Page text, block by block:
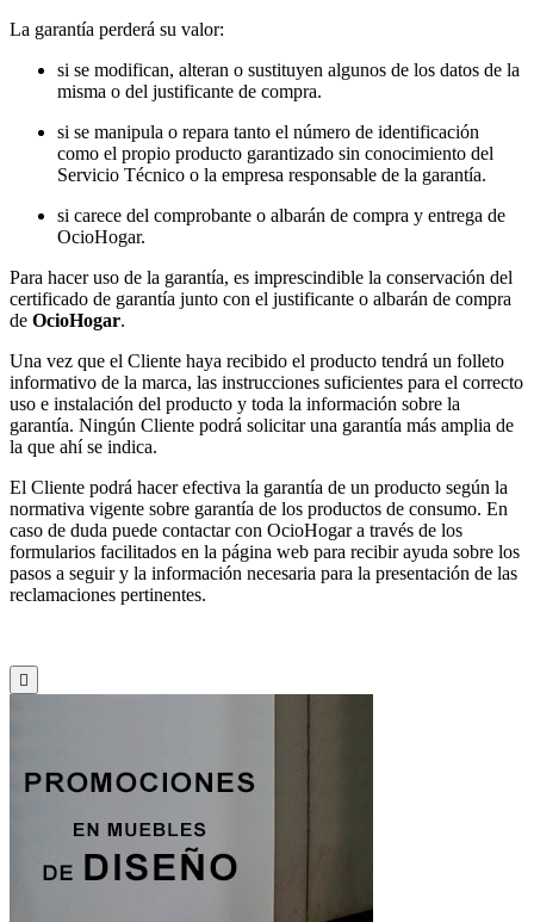
La garantía perderá su valor:
si se modifican, alteran o sustituyen algunos de los datos de la
misma o del justificante de compra.
si se manipula o repara tanto el número de identificación
como el propio producto garantizado sin conocimiento del
Servicio Técnico o la empresa responsable de la garantía.
si carece del comprobante o albarán de compra y entrega de
OcioHogar.
Para hacer uso de la garantía, es imprescindible la conservación del
certificado de garantía junto con el justificante o albarán de compra
de OcioHogar.
Una vez que el Cliente haya recibido el producto tendrá un folleto
informativo de la marca, las instrucciones suficientes para el correcto
uso e instalación del producto y toda la información sobre la
garantía. Ningún Cliente podrá solicitar una garantía más amplia de
la que ahí se indica.
El Cliente podrá hacer efectiva la garantía de un producto según la
normativa vigente sobre garantía de los productos de consumo. En
caso de duda puede contactar con OcioHogar a través de los
formularios facilitados en la página web para recibir ayuda sobre los
pasos a seguir y la información necesaria para la presentación de las
reclamaciones pertinentes.
